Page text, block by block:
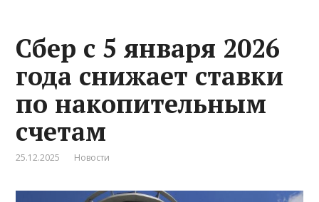
Сбер с 5 января 2026
года снижает ставки
по накопительным
счетам
25.12.2025 Новости